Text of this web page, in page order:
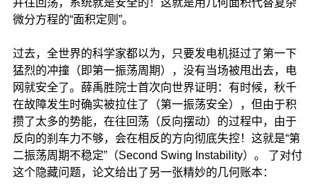
微分方程的“面积定则”。
过去，全世界的科学家都以为，只要发电机挺过了第一下
猛烈的冲撞（即第一振荡周期），没有当场被甩出去，电
网就安全了。薛禹胜院士首次向世界证明：有时候，秋千
在故障发生时确实被拉住了（第一振荡安全），但由于积
攒了太多的势能，在往回荡（反向摆动）的过程中，由于
反向的刹车力不够，会在相反的方向彻底失控！这就是“第
二振荡周期不稳定”（Second Swing Instability）。 了对付
这个隐藏问题，论文给出了另一张精妙的几何账本：